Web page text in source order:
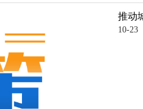
推动
10-23